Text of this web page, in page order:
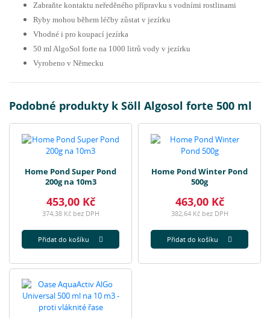
Zabraňte kontaktu neředěného přípravku s vodními rostlinami
Ryby mohou během léčby zůstat v jezírku
Vhodné i pro koupací jezírka
50 ml AlgoSol forte na 1000 litrů vody v jezírku
Vyrobeno v Německu
Podobné produkty k Söll Algosol forte 500 ml
Home Pond Super Pond
200g na 10m3
453,00 Kč
374,38 Kč bez DPH
Přidat do košíku
Home Pond Winter Pond
500g
463,00 Kč
382,64 Kč bez DPH
Přidat do košíku